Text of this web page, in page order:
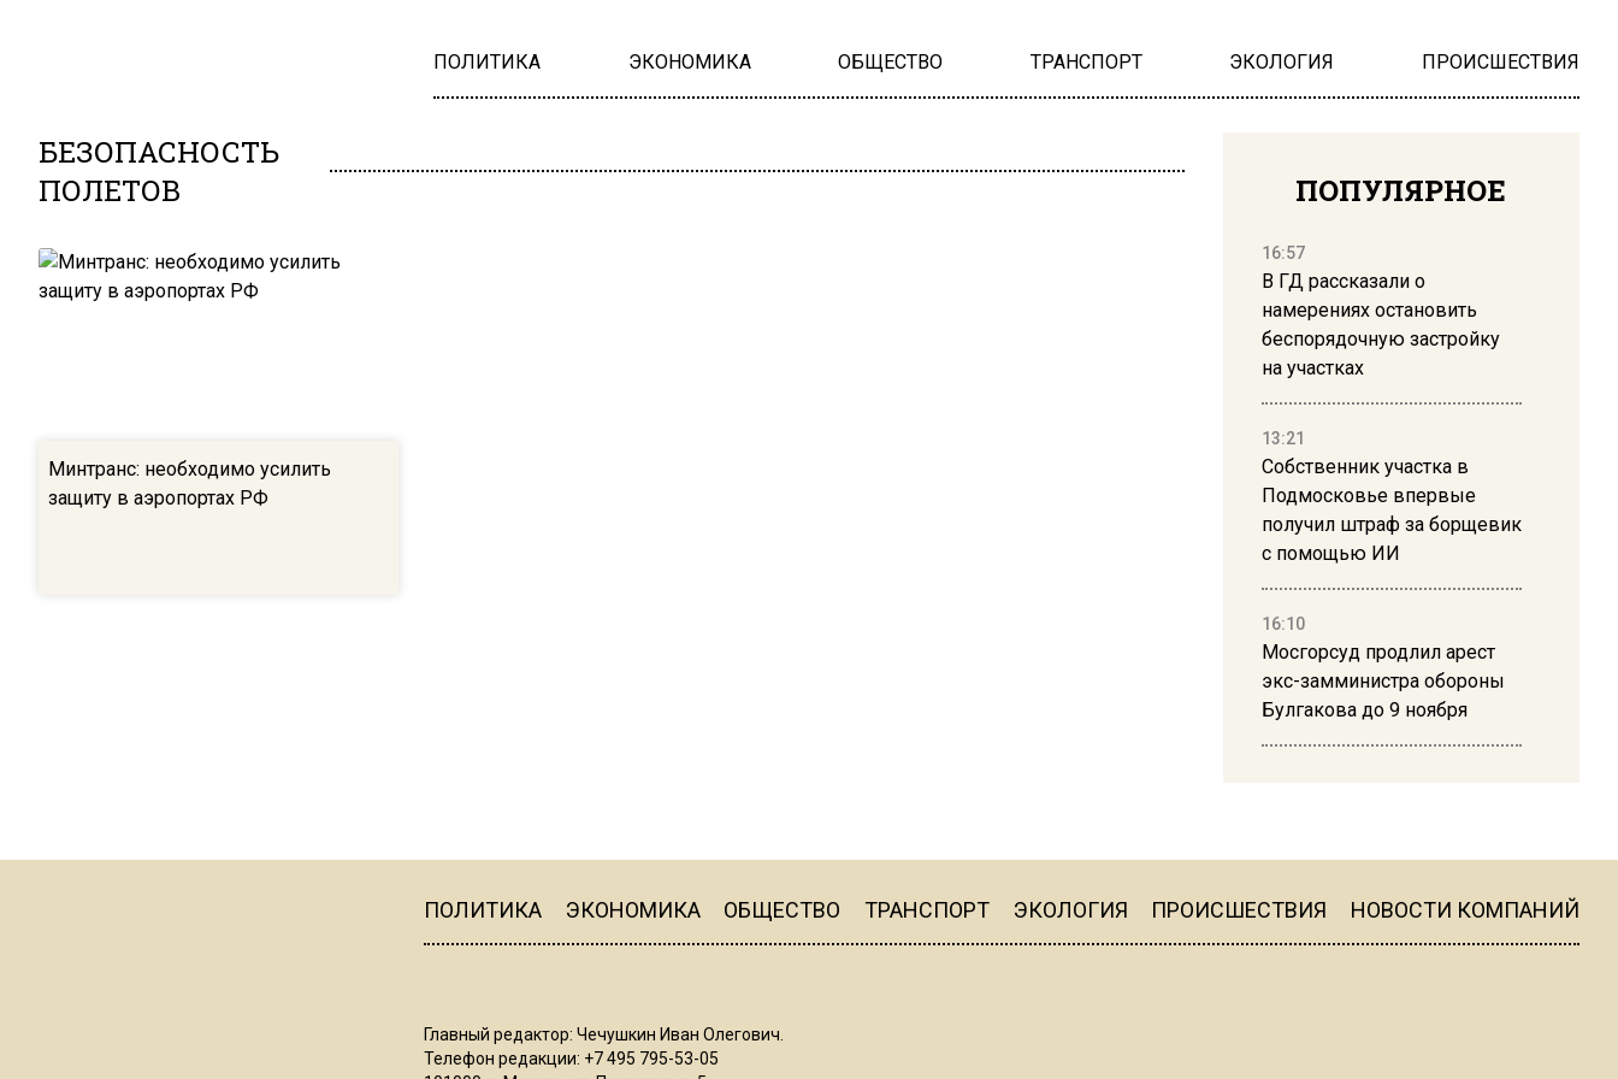
ПОЛИТИКА ЭКОНОМИКА ОБЩЕСТВО ТРАНСПОРТ ЭКОЛОГИЯ ПРОИСШЕСТВИЯ
БЕЗОПАСНОСТЬ
ПОЛЕТОВ
Минтранс: необходимо усилить
защиту в аэропортах РФ
ПОПУЛЯРНОЕ
16:57
В ГД рассказали о
намерениях остановить
беспорядочную застройку
на участках
13:21
Собственник участка в
Подмосковье впервые
получил штраф за борщевик
с помощью ИИ
16:10
Мосгорсуд продлил арест
экс-замминистра обороны
Булгакова до 9 ноября
16:19
ПОЛИТИКА ЭКОНОМИКА ОБЩЕСТВО ТРАНСПОРТ ЭКОЛОГИЯ ПРОИСШЕСТВИЯ НОВОСТИ КОМПАНИЙ
Главный редактор: Чечушкин Иван Олегович.
Телефон редакции: +7 495 795-53-05